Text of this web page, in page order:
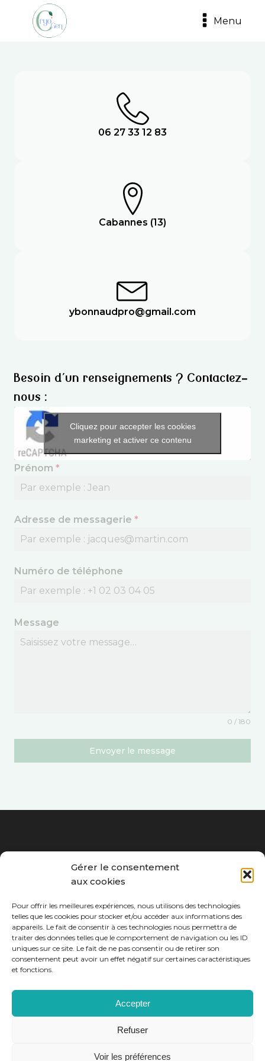
Gérer le consentement
aux cookies
Pour offrir les meilleures expériences, nous utilisons des technologies
telles que les cookies pour stocker et/ou accéder aux informations des
appareils. Le fait de consentir à ces technologies nous permettra de
traiter des données telles que le comportement de navigation ou les ID
uniques sur ce site. Le fait de ne pas consentir ou de retirer son
consentement peut avoir un effet négatif sur certaines caractéristiques
et fonctions.
Accepter
Refuser
Voir les préférences
Menu
06 27 33 12 83
Cabannes (13)
ybonnaudpro@gmail.com
Besoin d'un renseignements ? Contactez-
nous :
Cliquez pour accepter les cookies
marketing et activer ce contenu
Prénom *
Adresse de messagerie *
Numéro de téléphone
Message
0 / 180
Envoyer le message
LIENS UTILES
Mentions légales